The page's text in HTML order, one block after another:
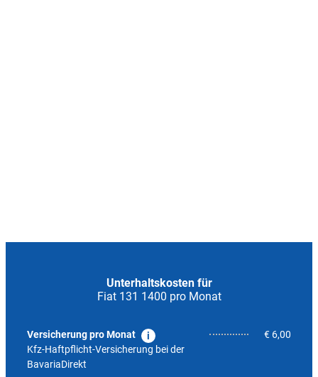
Unterhaltskosten für
Fiat 131 1400 pro Monat
Versicherung pro Monat
Kfz-Haftpflicht-Versicherung bei der
BavariaDirekt
€ 6,00